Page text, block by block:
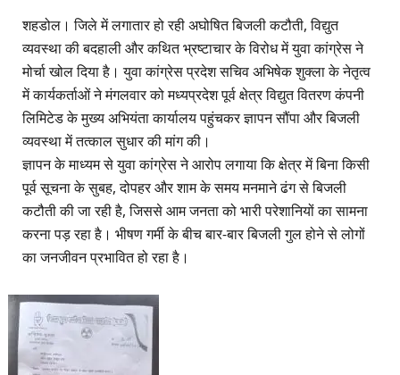
शहडोल। जिले में लगातार हो रही अघोषित बिजली कटौती, विद्युत
व्यवस्था की बदहाली और कथित भ्रष्टाचार के विरोध में युवा कांग्रेस ने
मोर्चा खोल दिया है। युवा कांग्रेस प्रदेश सचिव अभिषेक शुक्ला के नेतृत्व
में कार्यकर्ताओं ने मंगलवार को मध्यप्रदेश पूर्व क्षेत्र विद्युत वितरण कंपनी
लिमिटेड के मुख्य अभियंता कार्यालय पहुंचकर ज्ञापन सौंपा और बिजली
व्यवस्था में तत्काल सुधार की मांग की।
ज्ञापन के माध्यम से युवा कांग्रेस ने आरोप लगाया कि क्षेत्र में बिना किसी
पूर्व सूचना के सुबह, दोपहर और शाम के समय मनमाने ढंग से बिजली
कटौती की जा रही है, जिससे आम जनता को भारी परेशानियों का सामना
करना पड़ रहा है। भीषण गर्मी के बीच बार-बार बिजली गुल होने से लोगों
का जनजीवन प्रभावित हो रहा है।